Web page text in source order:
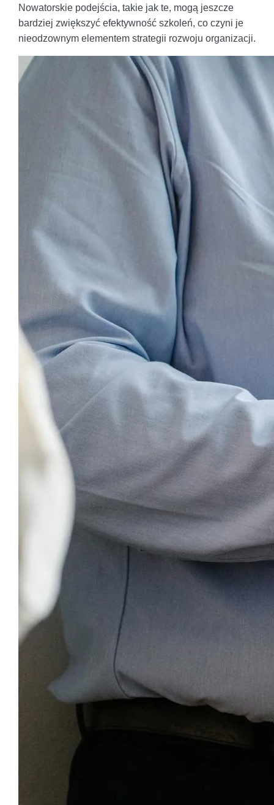
Nowatorskie podejścia, takie jak te, mogą jeszcze
bardziej zwiększyć efektywność szkoleń, co czyni je
nieodzownym elementem strategii rozwoju organizacji.